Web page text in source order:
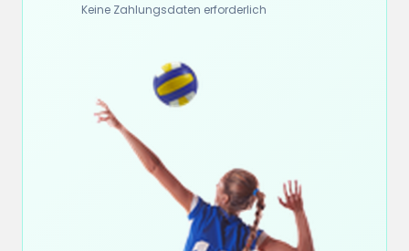
Keine Zahlungsdaten erforderlich